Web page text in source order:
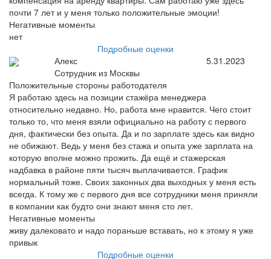
почти 7 лет и у меня только положительные эмоции!
Негативные моменты
нет
Подробные оценки
Алекс
Сотрудник из Москвы
5.31.2023
Положительные стороны работодателя
Я работаю здесь на позиции стажёра менеджера
относительно недавно. Но, работа мне нравится. Чего стоит
только то, что меня взяли официально на работу с первого
дня, фактически без опыта. Да и по зарплате здесь как видно
не обижают. Ведь у меня без стажа и опыта уже зарплата на
которую вполне можно прожить. Да ещё и стажерская
надбавка в районе пяти тысяч выплачивается. График
нормальный тоже. Своих законных два выходных у меня есть
всегда. К тому же с первого дня все сотрудники меня приняли
в компании как будто они знают меня сто лет.
Негативные моменты
живу далековато и надо пораньше вставать, но к этому я уже
привык
Подробные оценки